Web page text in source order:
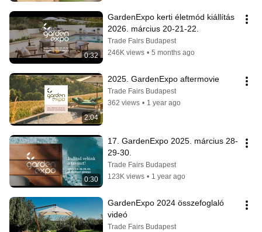
0:32
GardenExpo kerti életmód kiállítás
2026. március 20-21-22.
Trade Fairs Budapest
246K views • 5 months ago
2:04
2025. GardenExpo aftermovie
Trade Fairs Budapest
362 views • 1 year ago
0:30
17. GardenExpo 2025. március 28-
29-30.
Trade Fairs Budapest
123K views • 1 year ago
GardenExpo 2024 összefoglaló
videó
Trade Fairs Budapest